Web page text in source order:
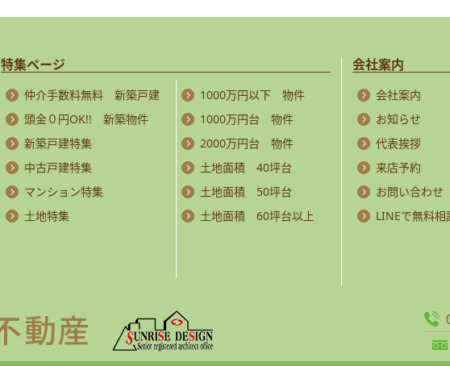
特集ページ
仲介手数料無料 新築戸建
頭金０円OK!! 新築物件
新築戸建特集
中古戸建特集
マンション特集
土地特集
1000万円以下 物件
1000万円台 物件
2000万円台 物件
土地面積 40坪台
土地面積 50坪台
土地面積 60坪台以上
会社案内
会社案内
お知らせ
代表挨拶
来店予約
お問い合わせ
LINEで無料相